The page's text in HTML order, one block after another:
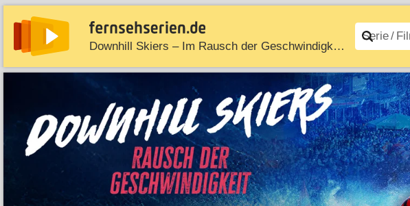
Downhill Skiers – Im Rausch der Geschwindigkeit
News Entdecken Streaming TV-Starts Serien A–Z Filme A–Z